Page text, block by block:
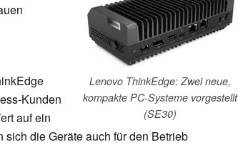
Lenovo ThinkEdge: Zwei neue,
kompakte PC-Systeme vorgestellt
(SE30)
Kunden
auf ein
die Geräte auch für den Betrieb